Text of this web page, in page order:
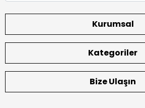
Kurumsal
Kategoriler
Bize Ulaşın